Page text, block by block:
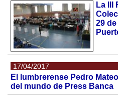
La III
29
17/04/2017
El lumbrerense Pedro
del mundo de Press Banca